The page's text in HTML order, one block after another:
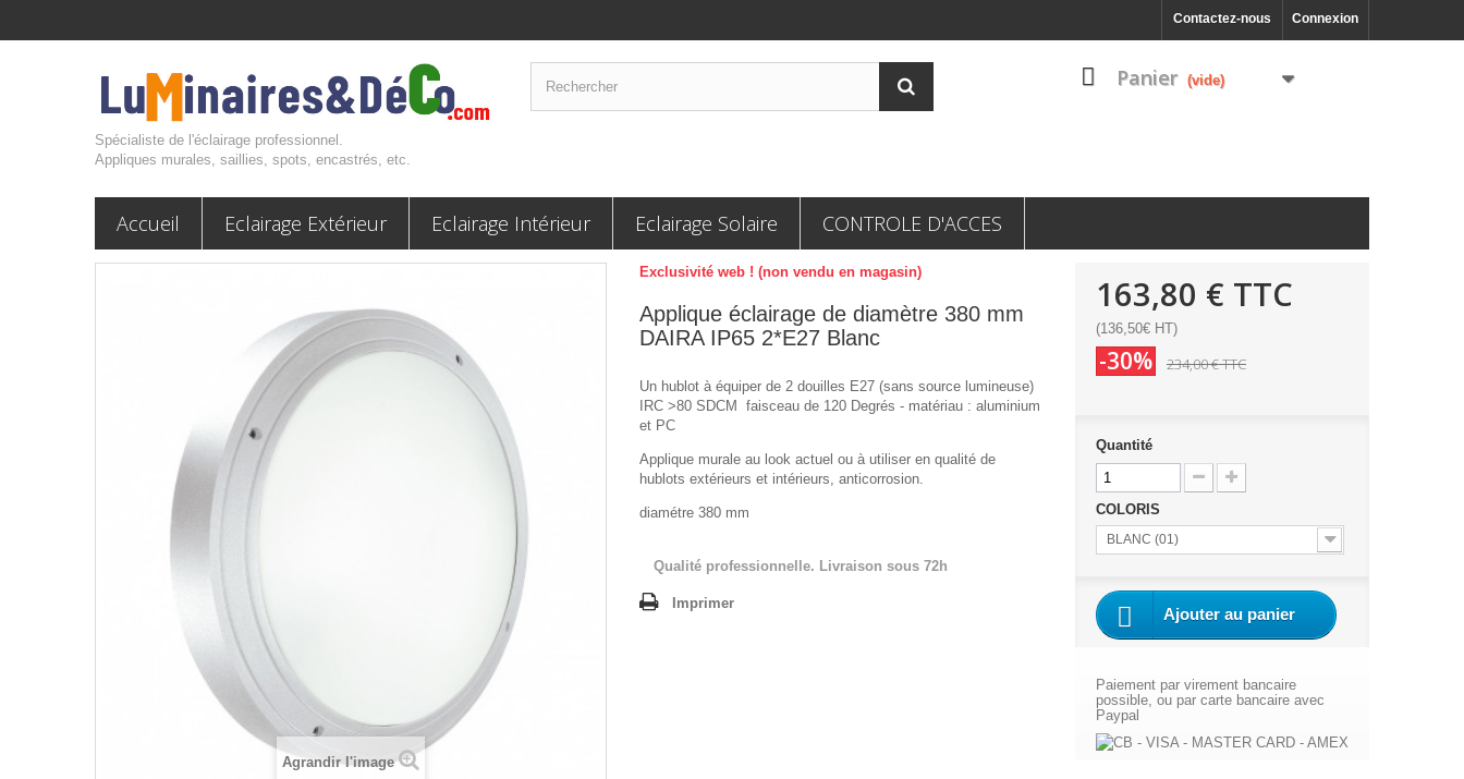
Connexion
Contactez-nous
Spécialiste de l'éclairage professionnel.
Appliques murales, saillies, spots, encastrés, etc.
Panier (vide)
Accueil Eclairage Extérieur Eclairage Intérieur Eclairage Solaire CONTROLE D'ACCES
Agrandir l'image
Exclusivité web ! (non vendu en magasin)
Applique éclairage de diamètre 380 mm
DAIRA IP65 2*E27 Blanc
Un hublot à équiper de 2 douilles E27 (sans source lumineuse)
IRC >80 SDCM faisceau de 120 Degrés - matériau : aluminium
et PC
Applique murale au look actuel ou à utiliser en qualité de
hublots extérieurs et intérieurs, anticorrosion.
diamétre 380 mm
Qualité professionnelle. Livraison sous 72h
Imprimer
163,80 € TTC
(136,50€ HT)
-30% 234,00 €TTC
Quantité
COLORIS
BLANC (01)
Ajouter au panier
Paiement par virement bancaire
possible, ou par carte bancaire avec
Paypal